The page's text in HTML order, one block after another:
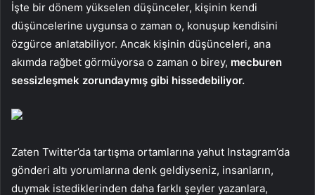
İşte bir dönem yükselen düşünceler, kişinin kendi
düşüncelerine uygunsa o zaman o, konuşup kendisini
özgürce anlatabiliyor. Ancak kişinin düşünceleri, ana
akımda rağbet görmüyorsa o zaman o birey, mecburen
sessizleşmek zorundaymış gibi hissedebiliyor.
Zaten Twitter’da tartışma ortamlarına yahut Instagram’da
gönderi altı yorumlarına denk geldiyseniz, insanların,
duymak istediklerinden daha farklı şeyler yazanlara,